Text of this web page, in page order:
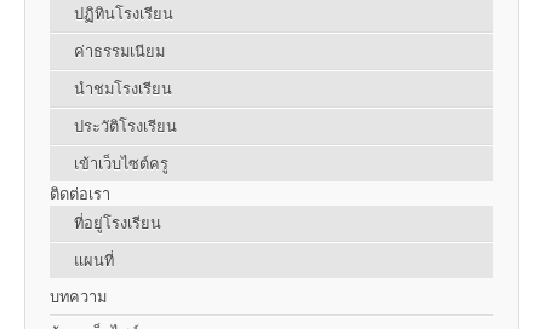
ปฏิทินโรงเรียน
ค่าธรรมเนียม
นำชมโรงเรียน
ประวัติโรงเรียน
เข้าเว็บไซต์ครู
ติดต่อเรา
ที่อยู่โรงเรียน
แผนที่
บทความ